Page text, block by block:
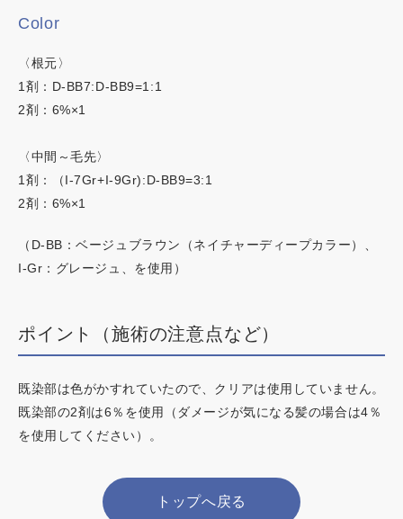
Color
〈根元〉
1剤：D-BB7:D-BB9=1:1
2剤：6%×1
〈中間～毛先〉
1剤：（I-7Gr+I-9Gr):D-BB9=3:1
2剤：6%×1
（D-BB：ベージュブラウン（ネイチャーディープカラー）、
I-Gr：グレージュ、を使用）
ポイント（施術の注意点など）
既染部は色がかすれていたので、クリアは使用していません。
既染部の2剤は6％を使用（ダメージが気になる髪の場合は4％
を使用してください）。
トップへ戻る